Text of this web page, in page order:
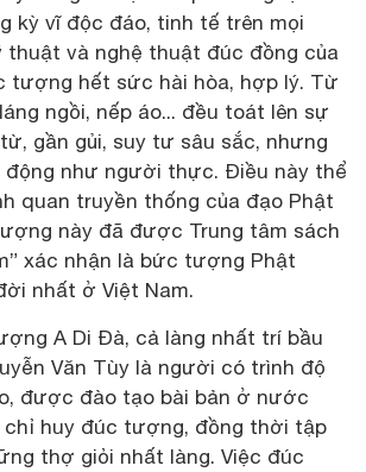
kỳ vĩ độc đáo, tinh tế trên mọi
thuật và nghệ thuật đúc đồng của
tượng hết sức hài hòa, hợp lý. Từ
ngồi, nếp áo... đều toát lên sự
gần gủi, suy tư sâu sắc, nhưng
động như người thực. Điều này thể
quan truyền thống của đạo Phật
này đã được Trung tâm sách
xác nhận là bức tượng Phật
nhất ở Việt Nam.
A Di Đà, cả làng nhất trí bầu
Văn Tùy là người có trình độ
được đào tạo bài bản ở nước
chỉ huy đúc tượng, đồng thời tập
thợ giỏi nhất làng. Việc đúc